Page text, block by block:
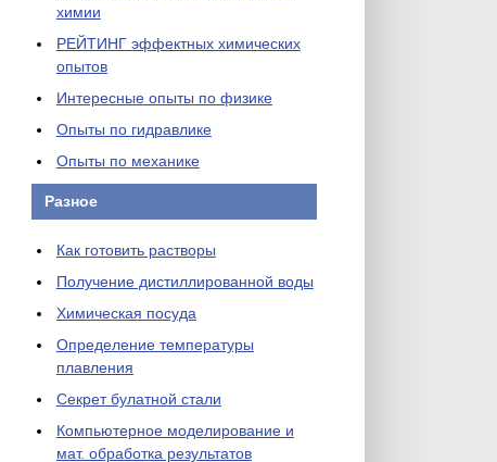
химии
РЕЙТИНГ эффектных химических
опытов
Интересные опыты по физике
Опыты по гидравлике
Опыты по механике
Разное
Как готовить растворы
Получение дистиллированной воды
Химическая посуда
Определение температуры
плавления
Секрет булатной стали
Компьютерное моделирование и
мат. обработка результатов